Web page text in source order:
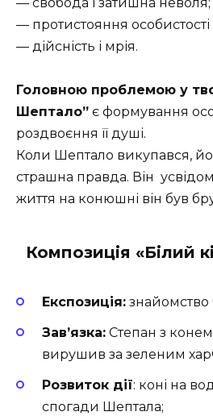
— протистояння особистості
— дійсність і мрія.
Головною проблемою у
Шептало” є формування
роздвоєння її душі.
Коли Шептало викупався,
страшна правда. Він
життя на конюшні він був
Композиція «Білий
Експозиція: знайомство
Зав’язка: Степан з
вирушив за зеленим
Розвиток дії: коні на
спогади Шептала;